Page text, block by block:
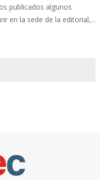
publicados algunos
en la sede de la editorial,...